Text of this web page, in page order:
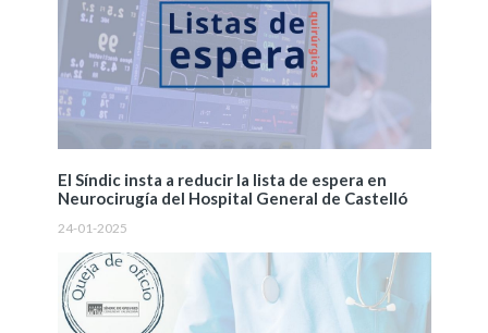
El Síndic insta a reducir la lista de espera en
Neurocirugía del Hospital General de Castelló
24-01-2025